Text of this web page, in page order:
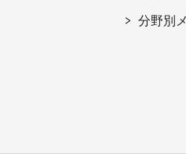
分野別